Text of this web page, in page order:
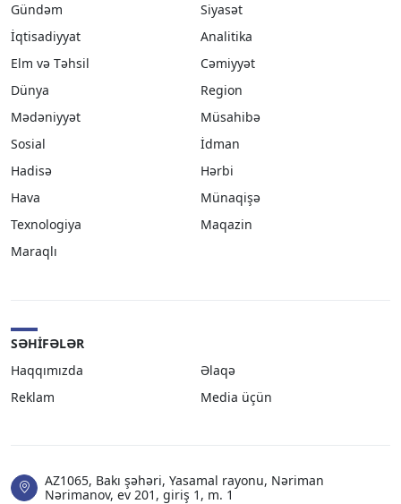
Gündəm
Siyasət
İqtisadiyyat
Analitika
Elm və Təhsil
Cəmiyyət
Dünya
Region
Mədəniyyət
Müsahibə
Sosial
İdman
Hadisə
Hərbi
Hava
Münaqişə
Texnologiya
Maqazin
Maraqlı
SƏHIFƏLƏR
Haqqımızda
Əlaqə
Reklam
Media üçün
AZ1065, Bakı şəhəri, Yasamal rayonu, Nəriman
Nərimanov, ev 201, giriş 1, m. 1